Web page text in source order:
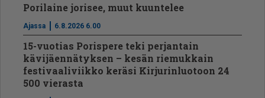
Porilaine jorisee, muut kuuntelee
Ajassa 6.8.2026 6.00
15-vuotias Porispere teki perjantain
kävijäennätyksen – kesän riemukkain
festivaaliviikko keräsi Kirjurinluotoon 24
500 vierasta